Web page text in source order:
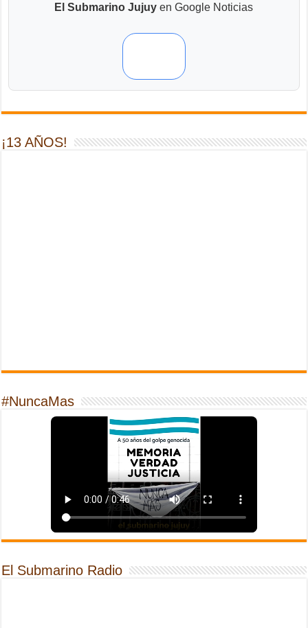
El Submarino Jujuy en Google Noticias
¡13 AÑOS!
#NuncaMas
El Submarino Radio